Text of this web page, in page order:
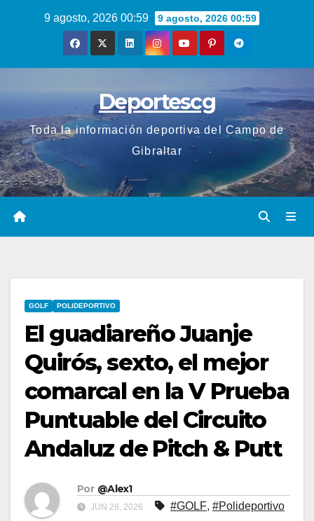
9 agosto, 2026 00:59 9 agosto, 2026 00:59
Deportescg
Toda la información deportiva del Campo de
Gibraltar
GOLF POLIDEPORTIVO
El guadiareño Juanje
Quirós, sexto, el mejor
comarcal en la V Prueba
Puntuable del Circuito
Andaluz de Pitch & Putt
Por @Alex1
JUN 28, 2026 #GOLF, #Polideportivo